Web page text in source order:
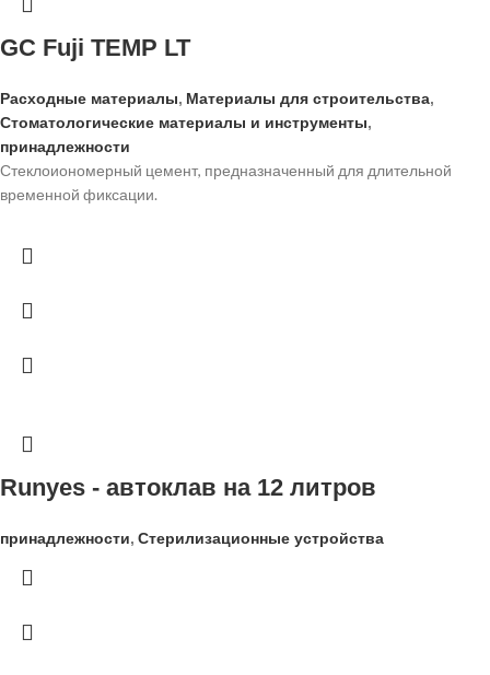
GC Fuji TEMP LT
Расходные материалы, Материалы для строительства,
Стоматологические материалы и инструменты,
принадлежности
Стеклоиономерный цемент, предназначенный для длительной
временной фиксации.
Runyes - автоклав на 12 литров
принадлежности, Стерилизационные устройства